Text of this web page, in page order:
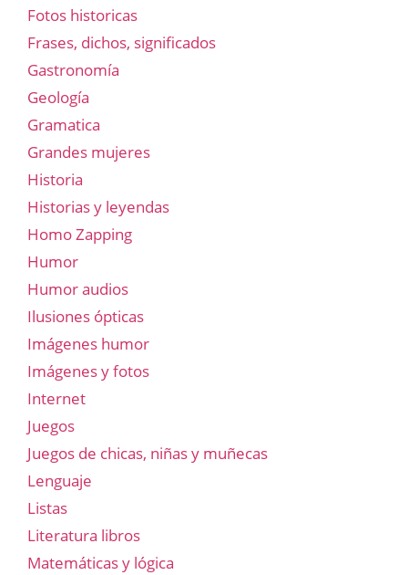
Fotos historicas
Frases, dichos, significados
Gastronomía
Geología
Gramatica
Grandes mujeres
Historia
Historias y leyendas
Homo Zapping
Humor
Humor audios
Ilusiones ópticas
Imágenes humor
Imágenes y fotos
Internet
Juegos
Juegos de chicas, niñas y muñecas
Lenguaje
Listas
Literatura libros
Matemáticas y lógica